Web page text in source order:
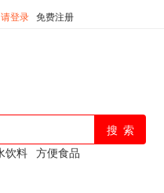
请登录 免费注册
饮料 方便食品